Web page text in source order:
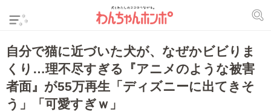
自分で猫に近づいた犬が、なぜかビビりま
くり…理不尽すぎる『アニメのような被害
者面』が55万再生「ディズニーに出てきそ
う」「可愛すぎｗ」